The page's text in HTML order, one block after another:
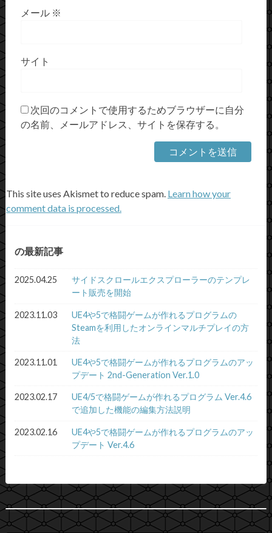
メール ※
サイト
次回のコメントで使用するためブラウザーに自分
の名前、メールアドレス、サイトを保存する。
This site uses Akismet to reduce spam. Learn how your
comment data is processed.
の最新記事
2025.04.25
サイドスクロールエクスプローラーのテンプレ
ート販売を開始
2023.11.03
UE4や5で格闘ゲームが作れるプログラムの
Steamを利用したオンラインマルチプレイの方
法
2023.11.01
UE4や5で格闘ゲームが作れるプログラムのアッ
プデート 2nd-Generation Ver.1.0
2023.02.17
UE4/5で格闘ゲームが作れるプログラム Ver.4.6
で追加した機能の編集方法説明
2023.02.16
UE4や5で格闘ゲームが作れるプログラムのアッ
プデート Ver.4.6